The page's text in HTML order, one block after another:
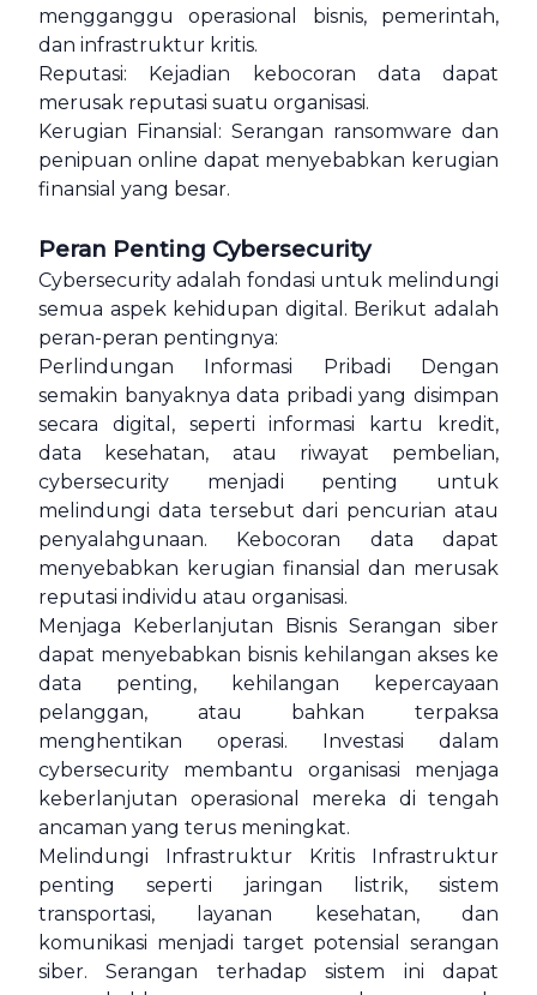
mengganggu operasional bisnis, pemerintah,
dan infrastruktur kritis.
Reputasi: Kejadian kebocoran data dapat
merusak reputasi suatu organisasi.
Kerugian Finansial: Serangan ransomware dan
penipuan online dapat menyebabkan kerugian
finansial yang besar.
Peran Penting Cybersecurity
Cybersecurity adalah fondasi untuk melindungi
semua aspek kehidupan digital. Berikut adalah
peran-peran pentingnya:
Perlindungan Informasi Pribadi Dengan
semakin banyaknya data pribadi yang disimpan
secara digital, seperti informasi kartu kredit,
data kesehatan, atau riwayat pembelian,
cybersecurity menjadi penting untuk
melindungi data tersebut dari pencurian atau
penyalahgunaan. Kebocoran data dapat
menyebabkan kerugian finansial dan merusak
reputasi individu atau organisasi.
Menjaga Keberlanjutan Bisnis Serangan siber
dapat menyebabkan bisnis kehilangan akses ke
data penting, kehilangan kepercayaan
pelanggan, atau bahkan terpaksa
menghentikan operasi. Investasi dalam
cybersecurity membantu organisasi menjaga
keberlanjutan operasional mereka di tengah
ancaman yang terus meningkat.
Melindungi Infrastruktur Kritis Infrastruktur
penting seperti jaringan listrik, sistem
transportasi, layanan kesehatan, dan
komunikasi menjadi target potensial serangan
siber. Serangan terhadap sistem ini dapat